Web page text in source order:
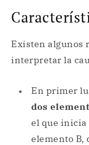
Existen algunos
interpretar la
En primer
dos
el que inicia
elemento B,